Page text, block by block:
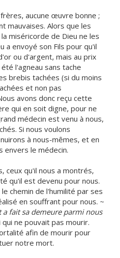
aucune œuvre bonne ;
mauvaises. Alors que les
miséricorde de Dieu ne les
a envoyé son Fils pour qu'il
ou d'argent, mais au prix
l'agneau sans tache
brebis tachées (si du moins
et non pas
avons donc reçu cette
qui en soit digne, pour ne
médecin est venu à nous,
Si nous voulons
à nous-mêmes, et en
envers le médecin.
ceux qu'il nous a montrés,
qu'il est devenu pour nous.
chemin de l'humilité par ses
en souffrant pour nous. ~
a fait sa demeure parmi nous
ne pouvait pas mourir.
afin de mourir pour
notre mort.